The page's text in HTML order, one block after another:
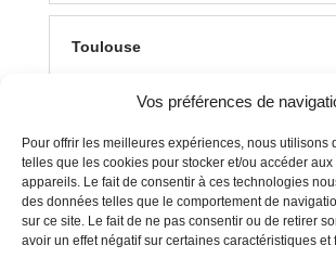
Vos préférences de
Pour offrir les meilleures expériences, nous utilisons
telles que les cookies pour stocker et/ou accéder
appareils. Le fait de consentir à ces technologies
des données telles que le comportement de
sur ce site. Le fait de ne pas consentir ou de retirer
avoir un effet négatif sur certaines caractéristiques et
Toulouse
Aix en Provence